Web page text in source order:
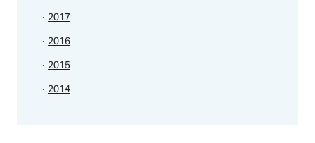
2017
2016
2015
2014